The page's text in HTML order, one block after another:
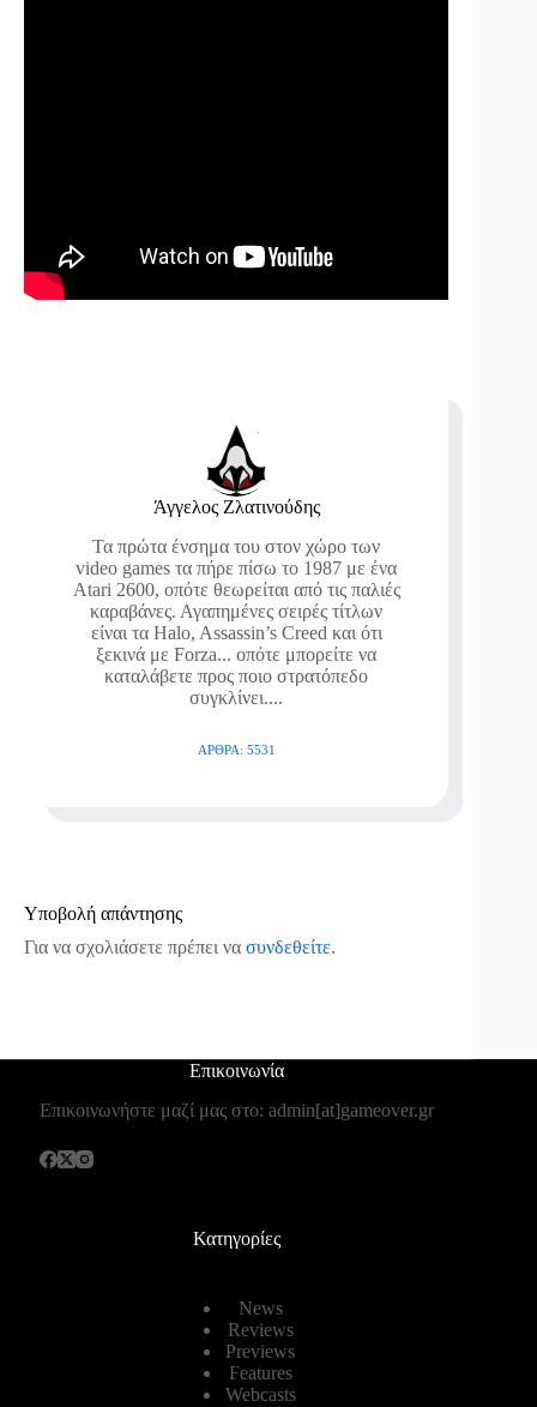
Άγγελος Ζλατινούδης
Τα πρώτα ένσημα του στον χώρο των
video games τα πήρε πίσω το 1987 με ένα
Atari 2600, οπότε θεωρείται από τις παλιές
καραβάνες. Αγαπημένες σειρές τίτλων
είναι τα Halo, Assassin’s Creed και ότι
ξεκινά με Forza... οπότε μπορείτε να
καταλάβετε προς ποιο στρατόπεδο
συγκλίνει....
ΆΡΘΡΑ: 5531
Υποβολή απάντησης
Για να σχολιάσετε πρέπει να συνδεθείτε.
Επικοινωνία
Επικοινωνήστε μαζί μας στο: admin[at]gameover.gr
Κατηγορίες
News
Reviews
Previews
Features
Webcasts